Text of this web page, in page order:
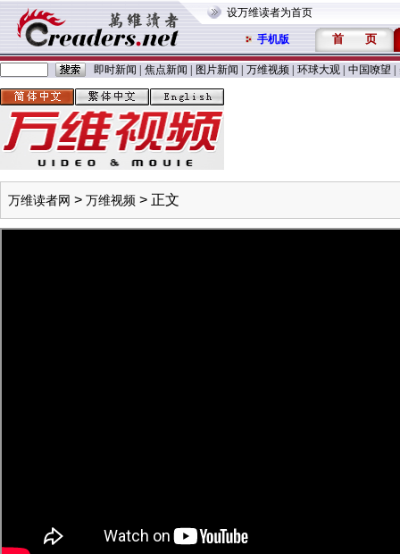
设万维读者为首页
手机版 首 页
即时新闻 焦点新闻 图片新闻 万维视频 环球大观 中国嘹望
万维读者网 > 万维视频 > 正文